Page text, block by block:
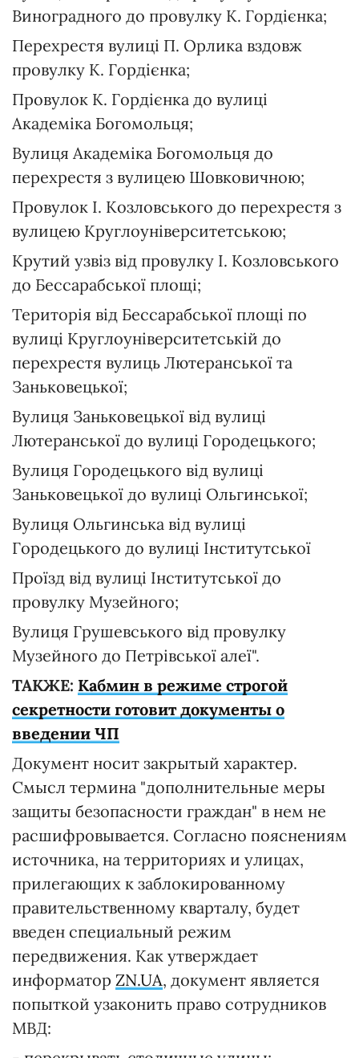
Виноградного до провулку К. Гордієнка;
Перехрестя вулиці П. Орлика вздовж
провулку К. Гордієнка;
Провулок К. Гордієнка до вулиці
Академіка Богомольця;
Вулиця Академіка Богомольця до
перехрестя з вулицею Шовковичною;
Провулок І. Козловського до перехрестя з
вулицею Круглоуніверситетською;
Крутий узвіз від провулку І. Козловського
до Бессарабської площі;
Територія від Бессарабської площі по
вулиці Круглоуніверситетській до
перехрестя вулиць Лютеранської та
Заньковецької;
Вулиця Заньковецької від вулиці
Лютеранської до вулиці Городецького;
Вулиця Городецького від вулиці
Заньковецької до вулиці Ольгинської;
Вулиця Ольгинська від вулиці
Городецького до вулиці Інститутської
Проїзд від вулиці Інститутської до
провулку Музейного;
Вулиця Грушевського від провулку
Музейного до Петрівської алеї".
ТАКЖЕ: Кабмин в режиме строгой
секретности готовит документы о
введении ЧП
Документ носит закрытый характер.
Смысл термина "дополнительные меры
защиты безопасности граждан" в нем не
расшифровывается. Согласно пояснениям
источника, на территориях и улицах,
прилегающих к заблокированному
правительственному кварталу, будет
введен специальный режим
передвижения. Как утверждает
информатор ZN.UA, документ является
попыткой узаконить право сотрудников
МВД: